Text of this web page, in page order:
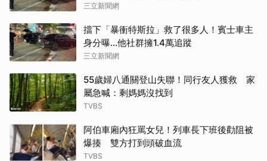
三立新聞網
擋下「暴衝特斯拉」救了很多人！賓士車主
身分曝…他社群擁1.4萬追蹤
三立新聞網
55歲婦八通關登山失聯！同行友人獲救 家
屬急喊：剩媽媽沒找到
TVBS
阿伯車廂內狂罵女兒！列車長下班後勸阻被
爆揍 雙方打到頭破血流
TVBS